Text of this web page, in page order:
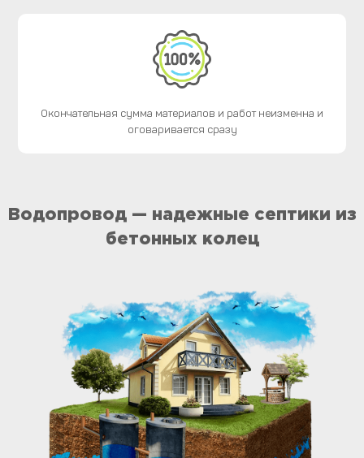
Окончательная сумма материалов и работ неизменна и
оговаривается сразу
Водопровод — надежные септики из
бетонных колец